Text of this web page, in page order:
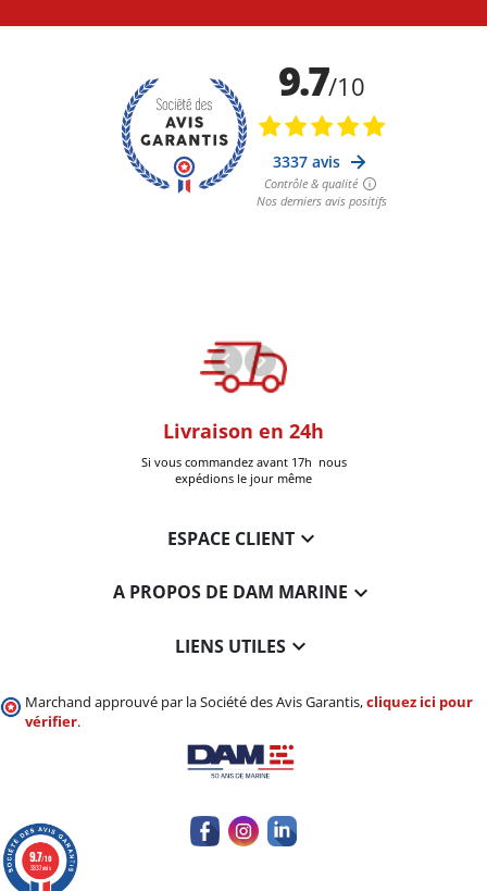
Livraison en 24h
Si vous commandez avant 17h nous
expédions le jour même
ESPACE CLIENT
A PROPOS DE DAM MARINE 
LIENS UTILES 
Marchand approuvé par la Société des Avis Garantis,cliquez ici pour
vérifier.
9.7/10
3337 avis